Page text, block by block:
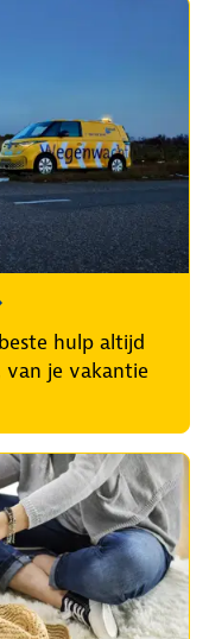
hulp altijd
van je vakantie